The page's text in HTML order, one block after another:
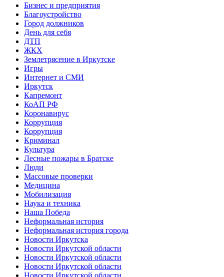
Бизнес и предприятия
Благоустройство
Город должников
День для себя
ДТП
ЖКХ
Землетрясение в Иркутске
Игры
Интернет и СМИ
Иркутск
Капремонт
КоАП РФ
Коронавирус
Коррупция
Коррупция
Криминал
Культура
Лесные пожары в Братске
Люди
Массовые проверки
Медицина
Мобилизация
Наука и техника
Наша Победа
Неформальная история
Неформальная история города
Новости Иркутска
Новости Иркутской области
Новости Иркутской области
Новости Иркутской области
Новости Иркутской области